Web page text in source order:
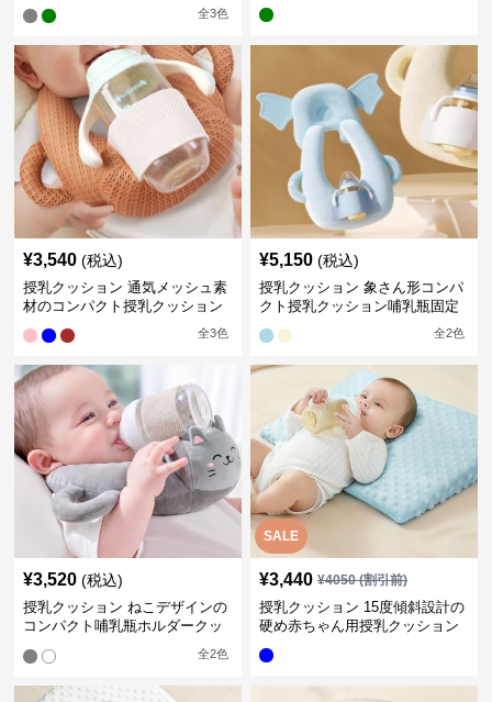
全3色
¥3,540 (税込)
授乳クッション 通気メッシュ素
材のコンパクト授乳クッション
全3色
¥5,150 (税込)
授乳クッション 象さん形コンパ
クト授乳クッション哺乳瓶固定
全2色
¥3,520 (税込)
授乳クッション ねこデザインの
コンパクト哺乳瓶ホルダークッ
全2色
SALE
¥3,440 ¥4050(割引前)
授乳クッション 15度傾斜設計の
硬め赤ちゃん用授乳クッション